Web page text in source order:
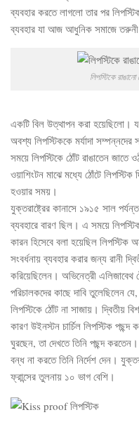
ব্যবহার করতে লাগলো তার পর
ব্যবহার যা আজ আধুনিক সমাজে
লিপস্টিকে
একটি বিল উত্থাপন করা হয়েছিলো।
অবশ্য লিপস্টিককে মর্যাদা
সময়ে লিপস্টিকে ঠোঁট রাঙাতেন
ওয়াশিংটন মাঝে মধ্যে ঠোঁটে
হওয়ার সময়।
যুক্তরাষ্ট্রের কানাসে ১৯১৫ সাল
ব্যবহারে বারণ ছিল। এ সময়ে
কারন হিসেবে বলা হয়েছিল লিপস্টিক
সংবর্ধনায় ব্যবহার করার জন্য রানী
করিয়েছিলেন। অভিনেত্রী
পরিচালকদের কাছে দাবি তুলেছিলেন
লিপস্টিকে ঠোঁট না সাজায়। দ্বিতীয়
কারণ উইনস্টন চার্চিল লিপস্টিক পছন্দ
ঘুরছেন, তা দেখতে তিনি পছন্দ
বন্ধ না করতে তিনি নির্দেশ দেন।
ফ্রান্সের তুলনায় ১০ ভাগ বেশি।